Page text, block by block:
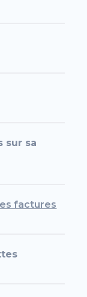
sur sa
factures